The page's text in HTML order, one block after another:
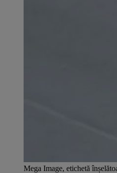
Mega Image, etichetă